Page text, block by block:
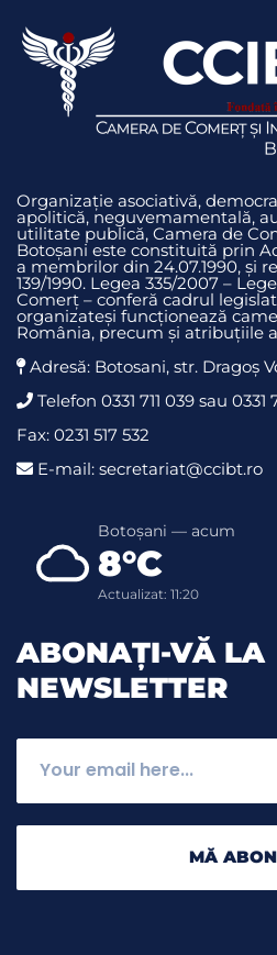
Organizație asociativă,
apolitică, neguvemamentală,
utilitate publică, Camera de
Botoșani este constituită prin
a membrilor din 24.07.1990, și
139/1990. Legea 335/2007 –
Comerț – conferă cadrul
organizateși funcționează
România, precum și atribuțiile
Adresă: Botosani, str. Dragoş
Telefon 0331 711 039 sau 0331
Fax: 0231 517 532
E-mail: secretariat@ccibt.ro
Botoșani — acum
8°C
Actualizat: 11:20
ABONAȚI-VĂ LA
NEWSLETTER
MĂ